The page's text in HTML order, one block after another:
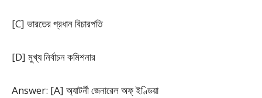
[C] ভারতের প্রধান বিচারপতি
[D] মুখ্য নির্বাচন কমিশনার
Answer: [A] অ্যাটর্নী জেনারেল অফ্ ইণ্ডিয়া